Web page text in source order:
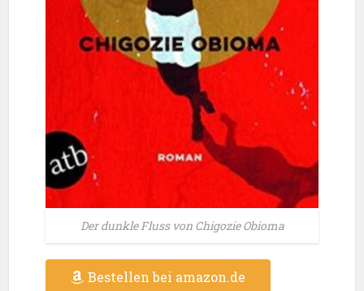
Der dunkle Fluss von Chigozie Obioma
Bestellen bei amazon.de